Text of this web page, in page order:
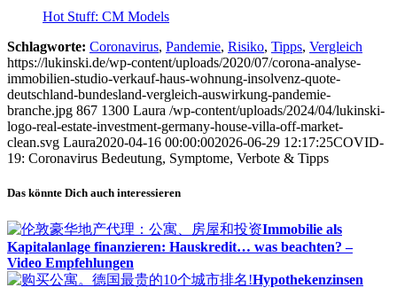
Hot Stuff: CM Models
Schlagworte: Coronavirus, Pandemie, Risiko, Tipps, Vergleich
https://lukinski.de/wp-content/uploads/2020/07/corona-analyse-
immobilien-studio-verkauf-haus-wohnung-insolvenz-quote-
deutschland-bundesland-vergleich-auswirkung-pandemie-
branche.jpg 867 1300 Laura /wp-content/uploads/2024/04/lukinski-
logo-real-estate-investment-germany-house-villa-off-market-
clean.svg Laura2020-04-16 00:00:002026-06-29 12:17:25COVID-
19: Coronavirus Bedeutung, Symptome, Verbote & Tipps
Das könnte Dich auch interessieren
Immobilie als
Kapitalanlage finanzieren: Hauskredit… was beachten? –
Video Empfehlungen
Hypothekenzinsen